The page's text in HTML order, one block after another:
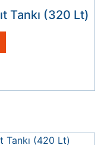
Tankı (320 Lt)